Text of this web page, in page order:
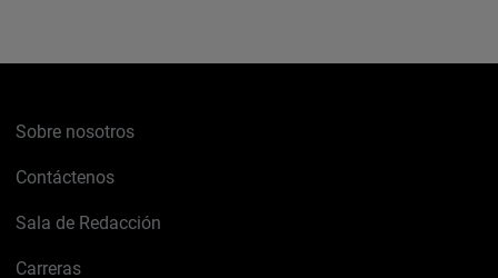
Sobre nosotros
Contáctenos
Sala de Redacción
Carreras